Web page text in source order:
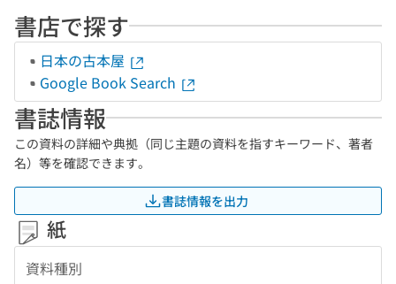
書店で探す
日本の古本屋
Google Book Search
書誌情報
この資料の詳細や典拠（同じ主題の資料を指すキーワード、著者
名）等を確認できます。
書誌情報を出力
紙
資料種別